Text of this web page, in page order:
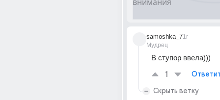
samoshka_7
Мудрец
1г
В ступор ввела)))
1
Скрыть ветку